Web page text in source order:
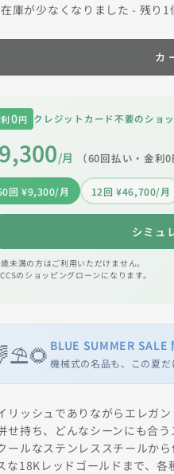
在庫が少なくなりました - 残り1
カ
0円 クレジットカード不要のショ
/月 （60回払い・金利0
回 ¥9,300/月 12回 ¥46,700/月
シミュ
未満の方はご利用いただけません。
のショッピングローンになります。
BLUE SUMMER SALE
機械式の名品も、この夏だ
リッシュでありながらエレガ
せ持ち、どんなシーンにも合
ールなステンレススチールか
な18Kレッドゴールドまで、